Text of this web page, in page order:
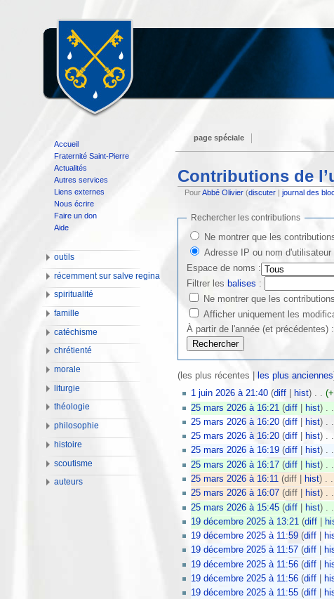
Contributions de
PourAbbé Olivier (discuter |journal des
Rechercher les contributions
Ne montrer que les
Adresse IP ou nom d'utilisateur
Espace de noms :
Filtrer les balises :
Ne montrer que les
Afficher uniquement les
À partir de l'année (et précédentes) :
(les plus récentes | les plus anciennes
1 juin 2026 à 21:40(diff| hist) . .
25 mars 2026 à 16:21 (diff| hist)
25 mars 2026 à 16:20(diff| hist) . .
25 mars 2026 à 16:20(diff| hist) . .
25 mars 2026 à 16:19(diff| hist) . .
25 mars 2026 à 16:17(diff| hist)
25 mars 2026 à 16:11(diff | hist) . .
25 mars 2026 à 16:07(diff | hist) . .
25 mars 2026 à 15:45(diff| hist)
19 décembre 2025 à 13:21 (diff|
19 décembre 2025 à 11:59(diff|
19 décembre 2025 à 11:57(diff|
19 décembre 2025 à 11:56(diff|
19 décembre 2025 à 11:56(diff|
19 décembre 2025 à 11:55(diff|
page spéciale
Accueil
Fraternité Saint-Pierre
Actualités
Autres services
Liens externes
Nous écrire
Faire un don
Aide
outils
récemment sur salve regina
spiritualité
famille
catéchisme
chrétienté
morale
liturgie
théologie
philosophie
histoire
scoutisme
auteurs